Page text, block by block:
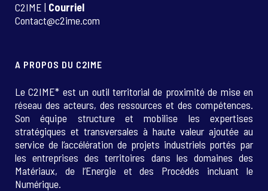
C2IME | Courriel
Contact@c2ime.com
A PROPOS DU C2IME
Le C2IME* est un outil territorial de proximité de mise en
réseau des acteurs, des ressources et des compétences.
Son équipe structure et mobilise les expertises
stratégiques et transversales à haute valeur ajoutée au
service de l’accélération de projets industriels portés par
les entreprises des territoires dans les domaines des
Matériaux, de l’Energie et des Procédés incluant le
Numérique.